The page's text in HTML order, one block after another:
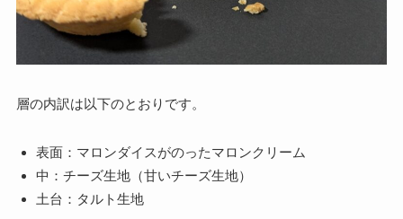
層の内訳は以下のとおりです。
表面：マロンダイスがのったマロンクリーム
中：チーズ生地（甘いチーズ生地）
土台：タルト生地